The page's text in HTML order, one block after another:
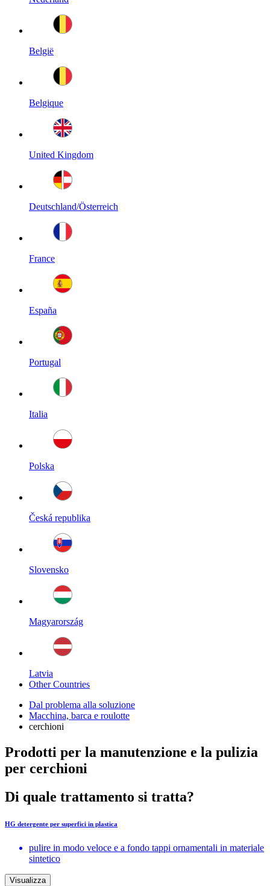
België
Belgique
United Kingdom
Deutschland/Österreich
France
España
Portugal
Italia
Polska
Česká republika
Slovensko
Magyarország
Latvia
Other Countries
Dal problema alla soluzione
Macchina, barca e roulotte
cerchioni
Prodotti per la manutenzione e la pulizia
per cerchioni
Di quale trattamento si tratta?
HG detergente per superfici in plastica
pulire in modo veloce e a fondo tappi ornamentali in materiale
sintetico
Visualizza